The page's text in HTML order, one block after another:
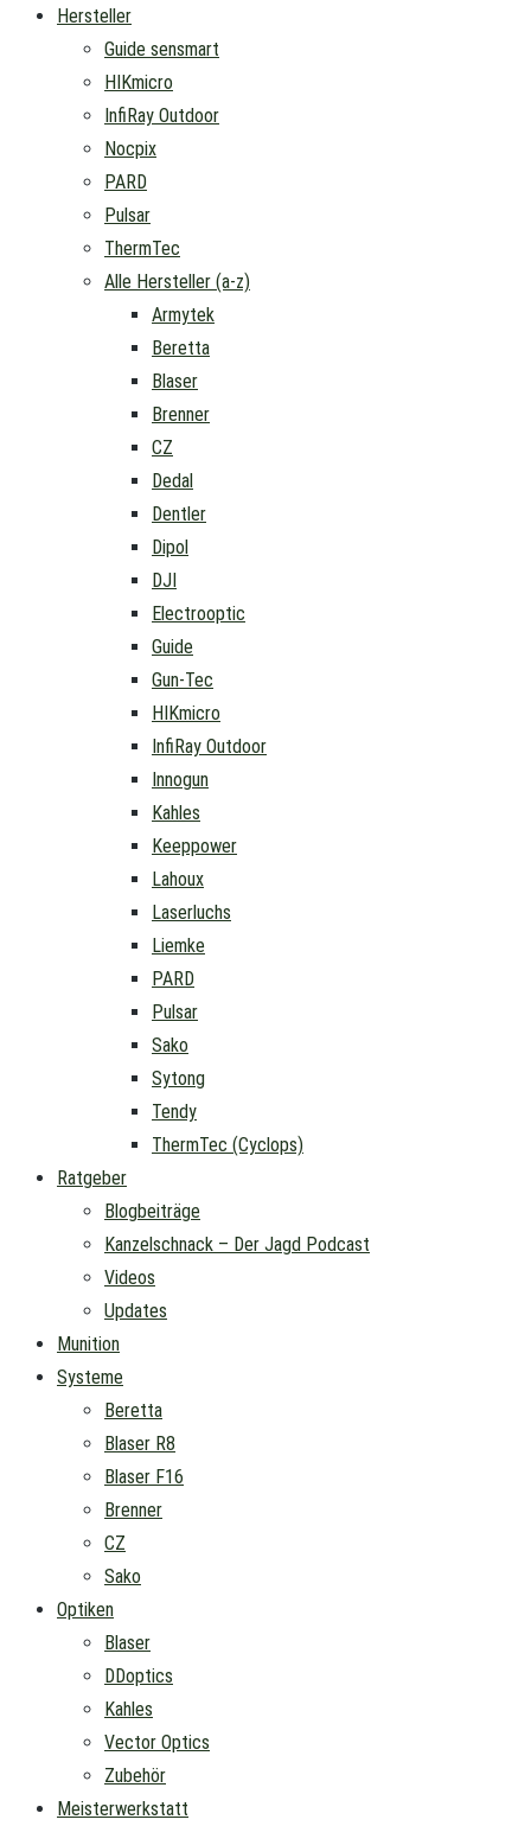
Hersteller
Guide sensmart
HIKmicro
InfiRay Outdoor
Nocpix
PARD
Pulsar
ThermTec
Alle Hersteller (a-z)
Armytek
Beretta
Blaser
Brenner
CZ
Dedal
Dentler
Dipol
DJI
Electrooptic
Guide
Gun-Tec
HIKmicro
InfiRay Outdoor
Innogun
Kahles
Keeppower
Lahoux
Laserluchs
Liemke
PARD
Pulsar
Sako
Sytong
Tendy
ThermTec (Cyclops)
Ratgeber
Blogbeiträge
Kanzelschnack – Der Jagd Podcast
Videos
Updates
Munition
Systeme
Beretta
Blaser R8
Blaser F16
Brenner
CZ
Sako
Optiken
Blaser
DDoptics
Kahles
Vector Optics
Zubehör
Meisterwerkstatt